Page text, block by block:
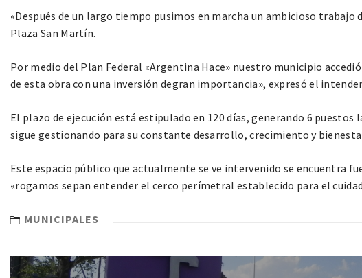
«Después de un largo tiempo pusimos en marcha un ambicioso trabajo
Plaza San Martín.
Por medio del Plan Federal «Argentina Hace» nuestro municipio
de esta obra con una inversión degran importancia», expresó el
El plazo de ejecución está estipulado en 120 días, generando 6 puestos
sigue gestionando para su constante desarrollo, crecimiento y
Este espacio público que actualmente se ve intervenido se encuentra
«rogamos sepan entender el cerco perímetral establecido para el
MUNICIPALES